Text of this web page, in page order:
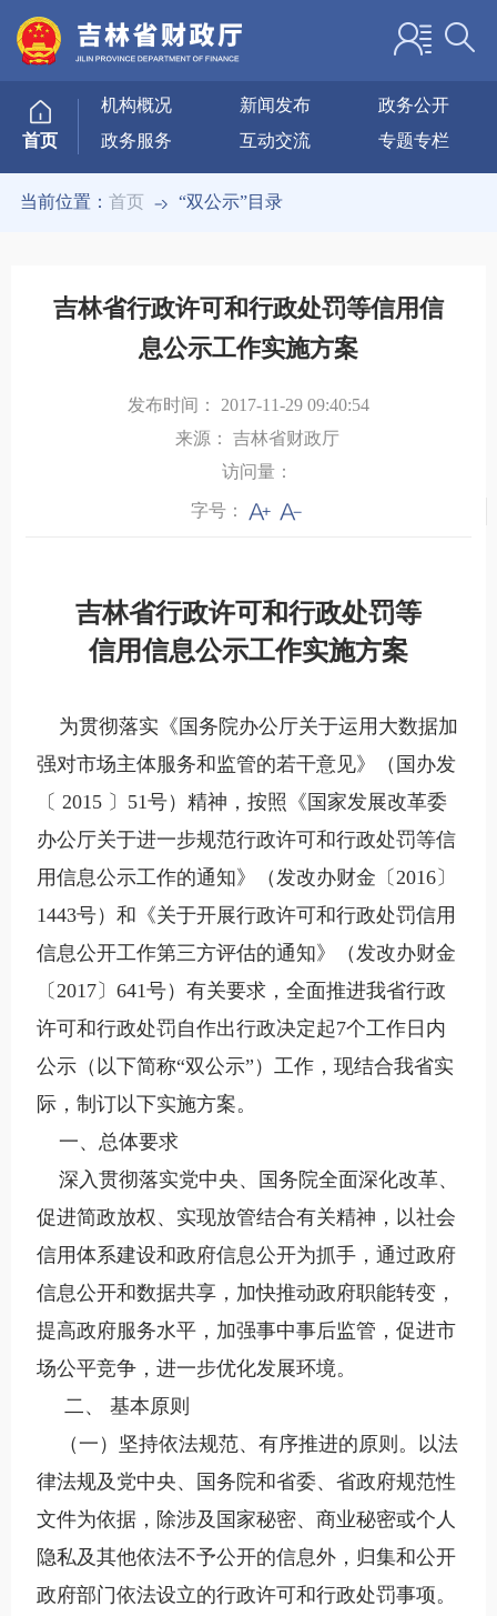
首页
机构概况 新闻发布
政务公开
政务服务
互动交流 专题专栏
当前位置：首页 “双公示”目录
吉林省行政许可和行政处罚等信用信
息公示工作实施方案
发布时间： 2017-11-29 09:40:54
来源：
吉林省财政厅
访问量：
字号：
吉林省行政许可和行政处罚等
信用信息公示工作实施方案
为贯彻落实《国务院办公厅关于运用大数据加
强对市场主体服务和监管的若干意见》（国办发
〔 2015 〕51号）精神，按照《国家发展改革委
办公厅关于进一步规范行政许可和行政处罚等信
用信息公示工作的通知》（发改办财金〔2016〕
1443号）和《关于开展行政许可和行政处罚信用
信息公开工作第三方评估的通知》（发改办财金
〔2017〕641号）有关要求，全面推进我省行政
许可和行政处罚自作出行政决定起7个工作日内
公示（以下简称“双公示”）工作，现结合我省实
际，制订以下实施方案。
一、总体要求
深入贯彻落实党中央、国务院全面深化改革、
促进简政放权、实现放管结合有关精神，以社会
信用体系建设和政府信息公开为抓手，通过政府
信息公开和数据共享，加快推动政府职能转变，
提高政府服务水平，加强事中事后监管，促进市
场公平竞争，进一步优化发展环境。
二、 基本原则
（一）坚持依法规范、有序推进的原则。以法
律法规及党中央、国务院和省委、省政府规范性
文件为依据，除涉及国家秘密、商业秘密或个人
隐私及其他依法不予公开的信息外，归集和公开
政府部门依法设立的行政许可和行政处罚事项。